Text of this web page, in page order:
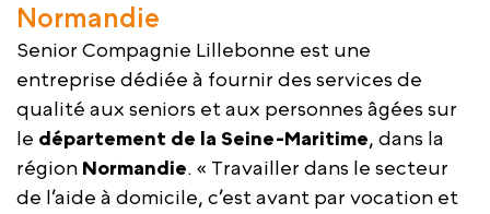
Normandie
Senior Compagnie Lillebonne est une
entreprise dédiée à fournir des services de
qualité aux seniors et aux personnes âgées sur
le département de la Seine-Maritime, dans la
région Normandie. « Travailler dans le secteur
de l’aide à domicile, c’est avant par vocation et